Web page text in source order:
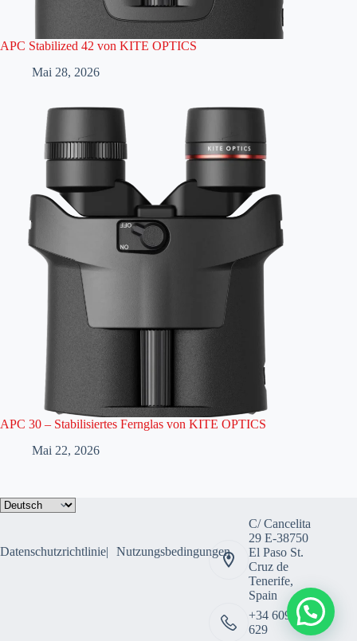
APC Stabilized 42 von KITE OPTICS
Mai 28, 2026
APC 30 – Stabilisiertes Fernglas von KITE OPTICS
Mai 22, 2026
Sprache
auswählen
Datenschutzrichtlinie Nutzungsbedingungen
C/ Cancelita
29 E-38750
El Paso St.
Cruz de
Tenerife,
Spain
+34 609 308
629